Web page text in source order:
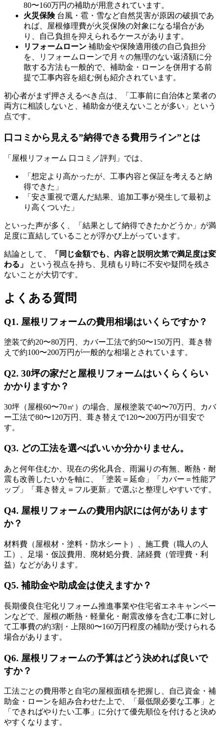
80〜160万円の補助が用意されています。
火災保険台風・雹・雪など自然災害が原因の破損であ
れば、屋根修理費が火災保険の対象になる場合があ
り、自己負担を抑えられるケースがあります。
リフォームローン 補助金や保険適用後の自己負担分
を、リフォームローンで月々の無理のない返済額に分
散する方法も一般的で、補助金・ローンを併用する前
提で工事内容を組む例も紹介されています。
初心者がまず押さえるべき点は、「工事前に自治体と業者の
両方に相談しないと、補助金が使えないことが多い」という
点です。
口コミから見える”納得できる費用ライン”とは
「屋根リフォーム 口コミ／評判」では、
「想定より高かったが、工事内容と保証を考えると納
得できた」
「安さ重視で選んだ結果、追加工事が発生して最初よ
り高くついた」
といった声が多く、「結果として納得できたかどうか」が満
足度に直結していることが浮かび上がっています。
結論として、
「同じ金額でも、内容と説明次第で満足度は変
わる」
という視点を持ち、見積もり時に不安や疑問を残さ
ないことが大切です。
よくある質問
Q1. 屋根リフォームの費用相場はいくらですか？
塗装で約20〜80万円、カバー工法で約50〜150万円、葺き替
えで約100〜200万円が一般的な相場とされています。
Q2. 30坪の家だと屋根リフォームはいくらくらい
かかりますか？
30坪（屋根60〜70㎡）の場合、屋根塗装で40〜70万円、カバ
ー工法で80〜120万円、葺き替えで120〜200万円が目安で
す。
Q3. どの工法を選べばいいか分かりません。
あと何年住むか、現在の劣化具合、雨漏りの有無、断熱・耐
震も改善したいかを軸に、「塗装＝延命」「カバー＝性能ア
ップ」「葺き替え＝フル更新」で選ぶと整理しやすいです。
Q4. 屋根リフォームの費用内訳には何があります
か？
材料費（屋根材・塗料・防水シート）、施工費（職人の人
工）、足場・仮設費用、廃材処分費、諸経費（管理費・利
益）などがあります。
Q5. 補助金や助成金は使えますか？
長期優良住宅化リフォーム推進事業や住宅省エネキャンペー
ンなどで、屋根の断熱・軽量化・耐震改修を含む工事に対し
て工事費の約3割・上限80〜160万円程度の補助が受けられる
場合があります。
Q6. 屋根リフォームの予算はどう決めれば良いで
すか？
工法ごとの費用帯と自宅の屋根面積を把握し、自己資金・補
助金・ローンを組み合わせた上で、「最低限必要な工事」と
「できればやりたい工事」に分けて優先順位を付けると決め
やすくなります。